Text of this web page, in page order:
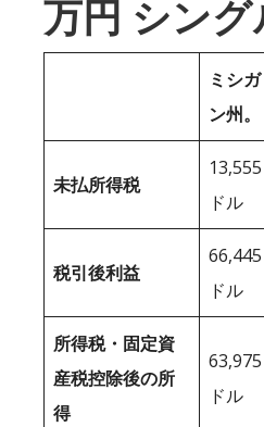
万円 シン
ミシガ
ン州。
未払所得税
13,555
ドル
税引後利益
66,445
ドル
所得税・固定資
産税控除後の所
得
63,975
ドル